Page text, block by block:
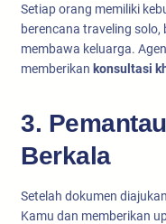
Setiap orang memiliki
berencana traveling
membawa keluarga.
memberikan konsultasi
3.
Berkala
Setelah dokumen
Kamu dan memberikan